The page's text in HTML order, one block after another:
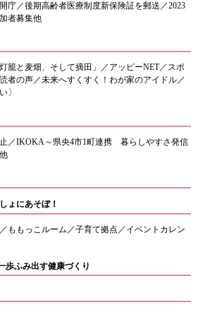
庁／後期高齢者医療制度新保険証を郵送／2023
者募集他
籠と麦畑、そして摘田」／アッピーNET／スポ
者の声／未来へすくすく！わが家のアイドル／
〕
／IKOKA～県央4市1町連携 暮らしやすさ発信
ょにあそぼ！
ももっこルーム／子育て拠点／イベントカレン
ふみ出す健康づくり